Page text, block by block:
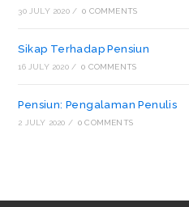
30 JULY 2020 / 0 COMMENTS
Sikap Terhadap Pensiun
16 JULY 2020 / 0 COMMENTS
Pensiun: Pengalaman Penulis
2 JULY 2020 / 0 COMMENTS